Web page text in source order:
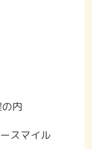
内
スマイル